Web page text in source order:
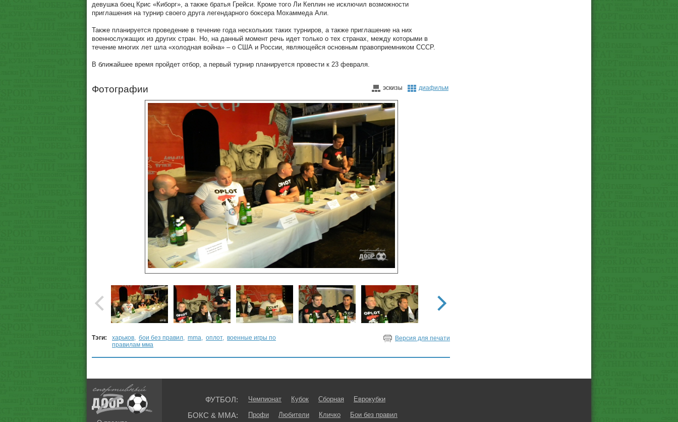
девушка боец Крис «Киборг», а также братья Грейси. Кроме того Ли Кеплин не исключил возможности
приглашения на турнир своего друга легендарного боксера Мохаммеда Али.
Также планируется проведение в течение года нескольких таких турниров, а также приглашение на них
военнослужащих из других стран. Но, на данный момент речь идет только о тех странах, между которыми в
течение многих лет шла «холодная война» – о США и России, являющейся основным правоприемником СССР.
В ближайшее время пройдет отбор, а первый турнир планируется провести к 23 февраля.
Фотографии эскизы диафильм
Тэги: харьков, бои без правил, mma, оплот, военные игры по
правилам мма
Версия для печати
ФУТБОЛ: Чемпионат Кубок Сборная Еврокубки
БОКС & ММА: Профи Любители Кличко Бои без правил